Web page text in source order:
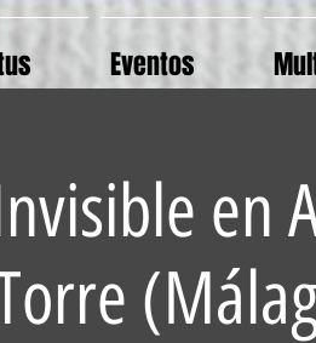
Eventos
en